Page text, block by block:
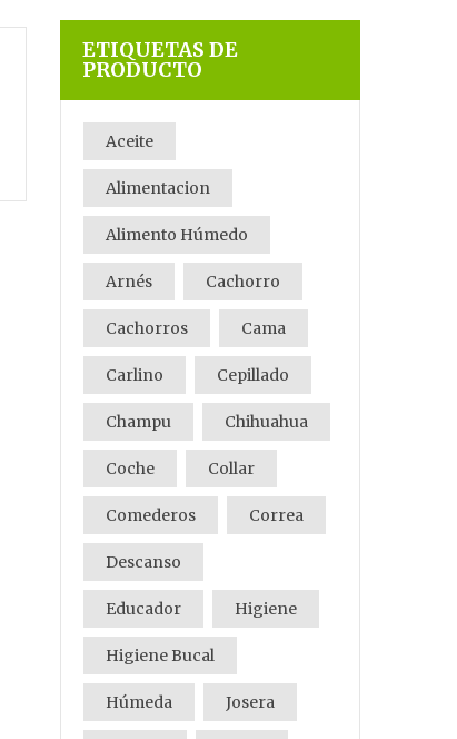
ETIQUETAS DE
PRODUCTO
Aceite
Alimentacion
Alimento Húmedo
Arnés Cachorro
Cachorros Cama
Carlino Cepillado
Champu Chihuahua
Coche Collar
Comederos Correa
Descanso
Educador Higiene
Higiene Bucal
Húmeda Josera